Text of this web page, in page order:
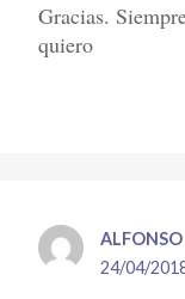
Gracias.
quiero
ALFONSO
24/04/